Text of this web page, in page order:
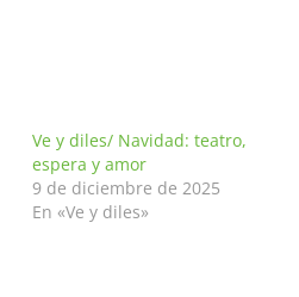
Ve y diles/ Navidad: teatro,
espera y amor
9 de diciembre de 2025
En «Ve y diles»